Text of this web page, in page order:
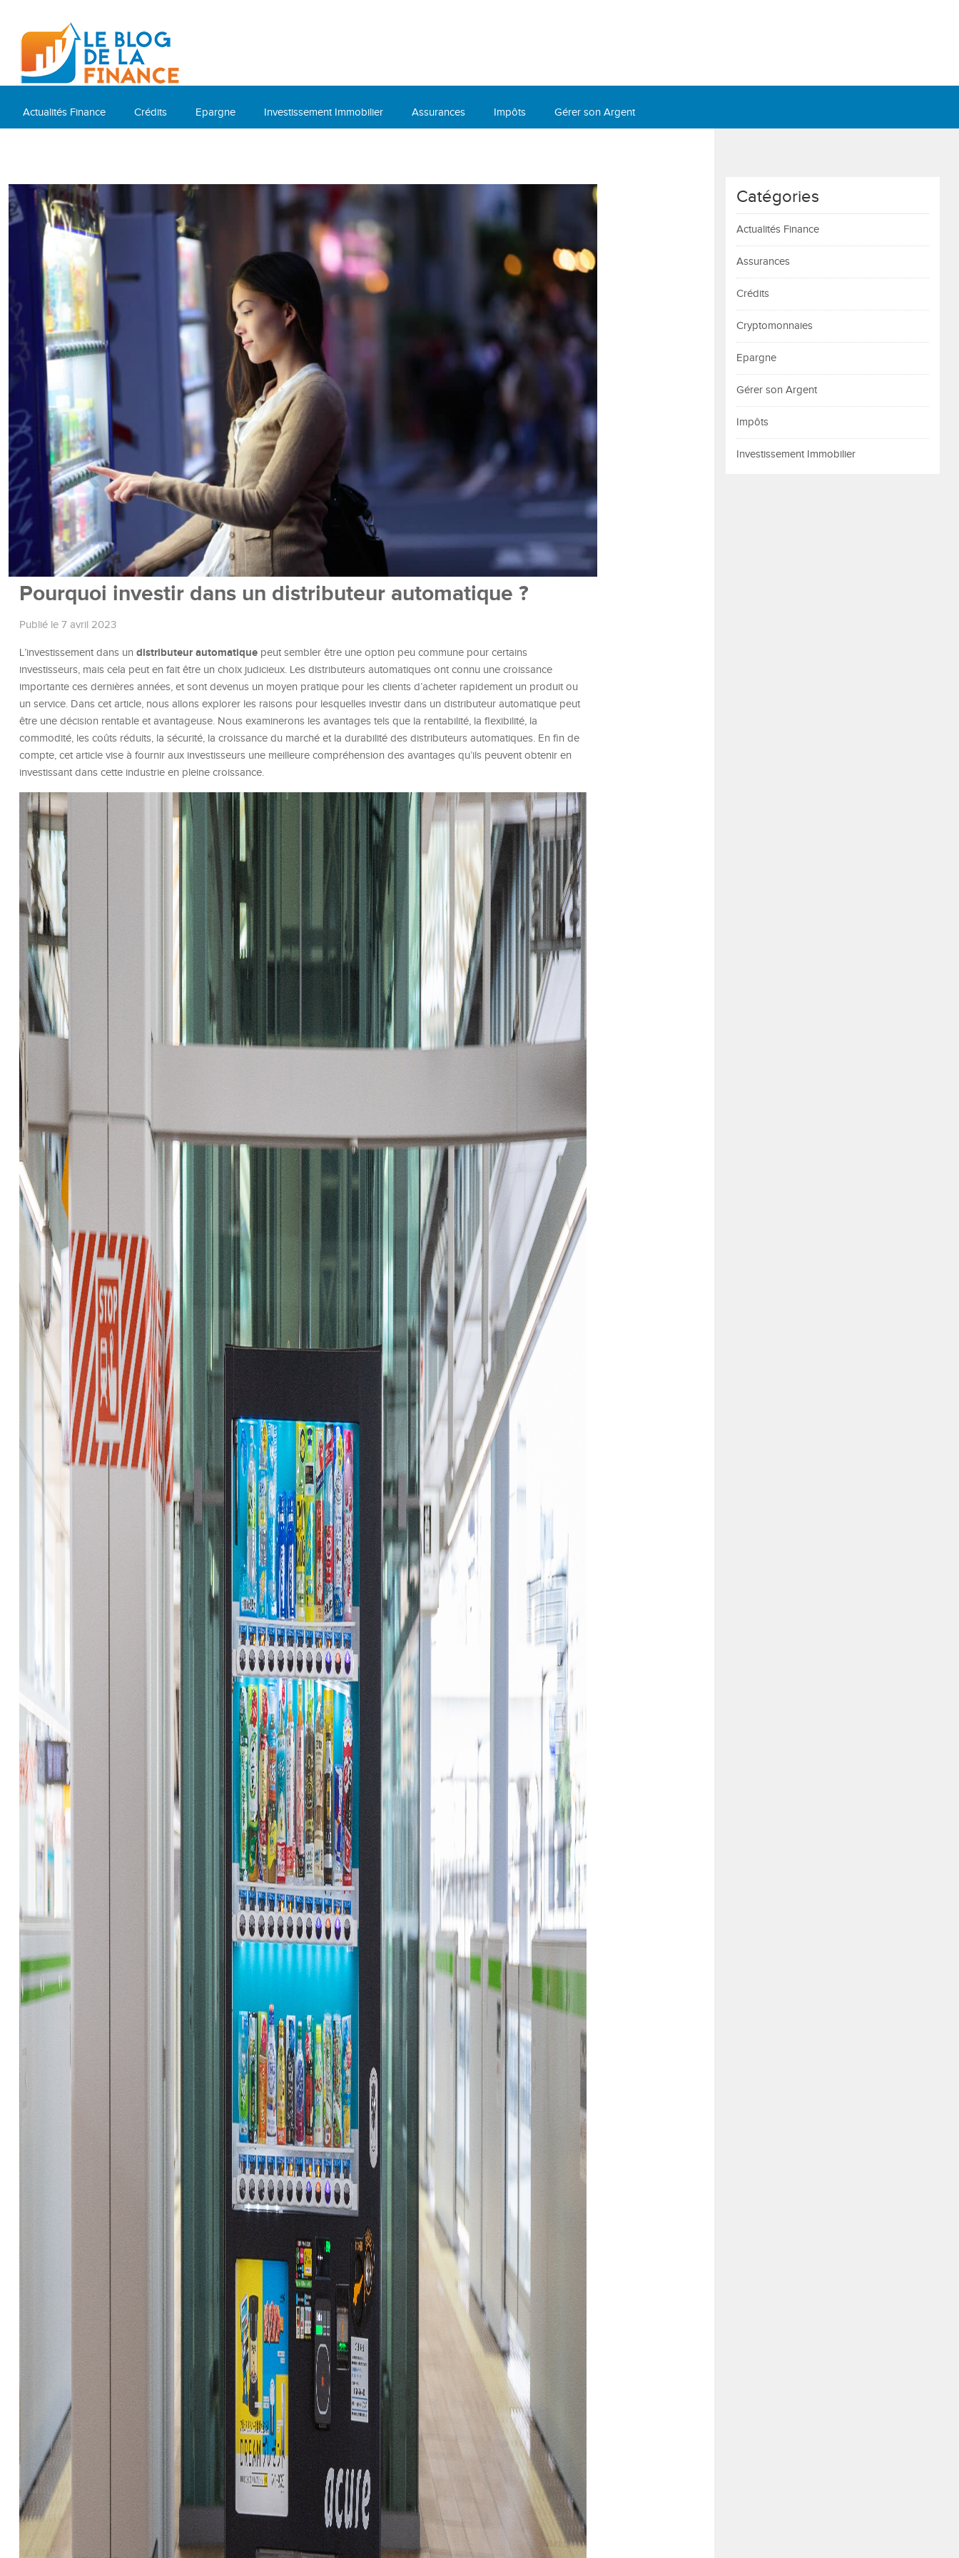
Actualités Finance Crédits Epargne Investissement Immobilier Assurances Impôts Gérer son Argent
Pourquoi investir dans un distributeur automatique ?
Publié le 7 avril 2023
L’investissement dans un distributeur automatique peut sembler être une option peu commune pour certains
investisseurs, mais cela peut en fait être un choix judicieux. Les distributeurs automatiques ont connu une croissance
importante ces dernières années, et sont devenus un moyen pratique pour les clients d’acheter rapidement un produit ou
un service. Dans cet article, nous allons explorer les raisons pour lesquelles investir dans un distributeur automatique peut
être une décision rentable et avantageuse. Nous examinerons les avantages tels que la rentabilité, la flexibilité, la
commodité, les coûts réduits, la sécurité, la croissance du marché et la durabilité des distributeurs automatiques. En fin de
compte, cet article vise à fournir aux investisseurs une meilleure compréhension des avantages qu’ils peuvent obtenir en
investissant dans cette industrie en pleine croissance.
Catégories
Actualités Finance
Assurances
Crédits
Cryptomonnaies
Epargne
Gérer son Argent
Impôts
Investissement Immobilier